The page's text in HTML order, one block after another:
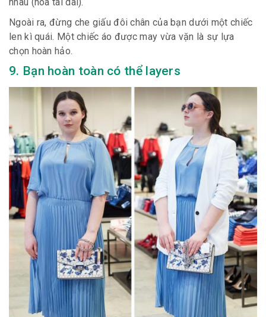
Ngoài ra, đừng che giấu đôi chân của bạn dưới một chiếc
len kì quái. Một chiếc áo được may vừa vặn là sự lựa
chọn hoàn hảo.
9. Bạn hoàn toàn có thể layers